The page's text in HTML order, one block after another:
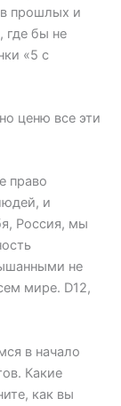
прошлых и
где бы не
«5 с
ценю все эти
право
и
Россия, мы
не
мире. D12,
в начало
Какие
как вы